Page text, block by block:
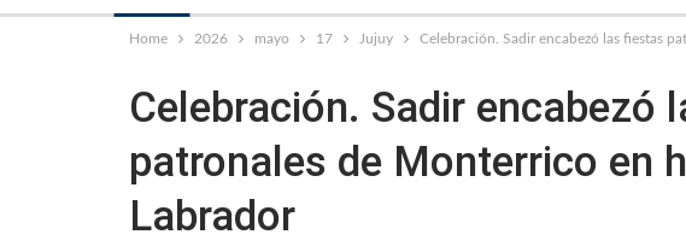
Home 2026 mayo 17 Jujuy Celebración. Sadir encabezó las fiestas
Celebración. Sadir encabezó
patronales de Monterrico en
Labrador